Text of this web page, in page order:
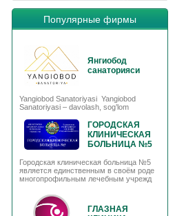
Популярные фирмы
Янгиобод
санаторияси
Yangiobod Sanatoriyasi Yangiobod
Sanatoriyasi – davolash, sog’lom
ГОРОДСКАЯ
КЛИНИЧЕСКАЯ
БОЛЬНИЦА №5
Городская клиническая больница №5
является единственным в своём роде
многопрофильным лечебным учрежд
ГЛАЗНАЯ